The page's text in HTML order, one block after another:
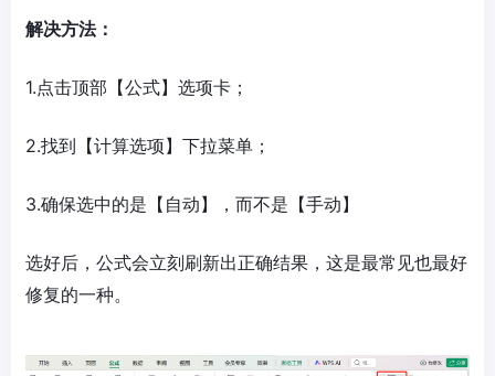
解决方法：
1.点击顶部【公式】选项卡；
2.找到【计算选项】下拉菜单；
3.确保选中的是【自动】，而不是【手动】
选好后，公式会立刻刷新出正确结果，这是最常见也最好
修复的一种。